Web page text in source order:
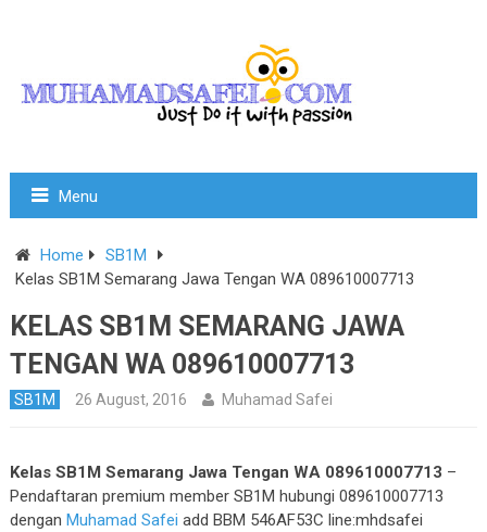
Menu
Home
SB1M
Kelas SB1M Semarang Jawa Tengan WA 089610007713
KELAS SB1M SEMARANG JAWA
TENGAN WA 089610007713
SB1M 26 August, 2016 Muhamad Safei
Kelas SB1M Semarang Jawa Tengan WA 089610007713 –
Pendaftaran premium member SB1M hubungi 089610007713
dengan Muhamad Safei add BBM 546AF53C line:mhdsafei